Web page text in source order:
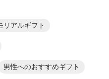
リアルギフト
男性へのおすすめギフト